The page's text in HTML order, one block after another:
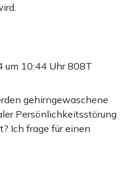
um 10:44 Uhr808T
gehirngewaschene
Persönlichkeitsstörung
Ich frage für einen